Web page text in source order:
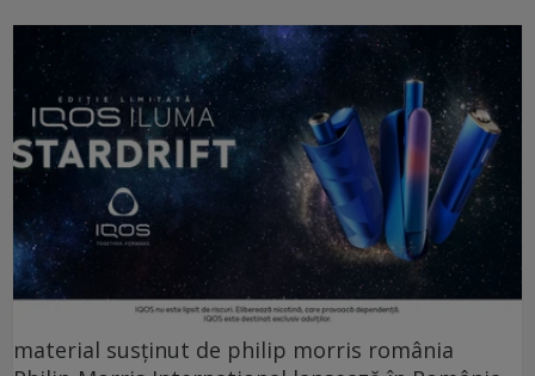
material susținut de philip morris românia